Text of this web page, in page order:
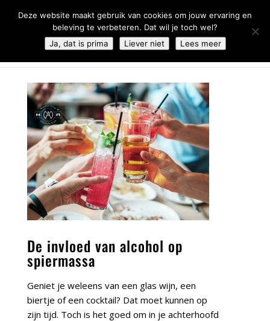
De invloed van alcohol op
spiermassa
Geniet je weleens van een glas wijn, een
biertje of een cocktail? Dat moet kunnen op
zijn tijd. Toch is het goed om in je achterhoofd
Deze website maakt gebruik van cookies om jouw ervaring en
beleving te verbeteren. Dat wil je toch wel?
Ja, dat is prima
Liever niet Lees meer